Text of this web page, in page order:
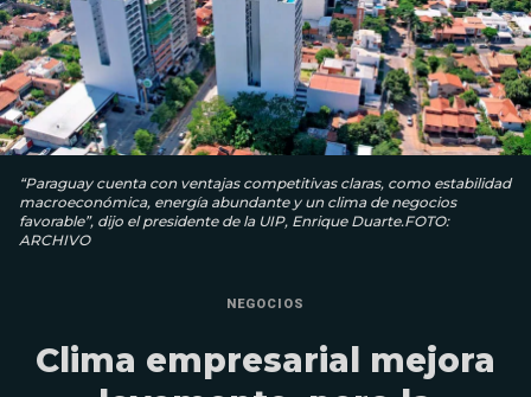
“Paraguay cuenta con ventajas competitivas claras, como estabilidad
macroeconómica, energía abundante y un clima de negocios
favorable”, dijo el presidente de la UIP, Enrique Duarte.FOTO:
ARCHIVO
NEGOCIOS
Clima empresarial mejora